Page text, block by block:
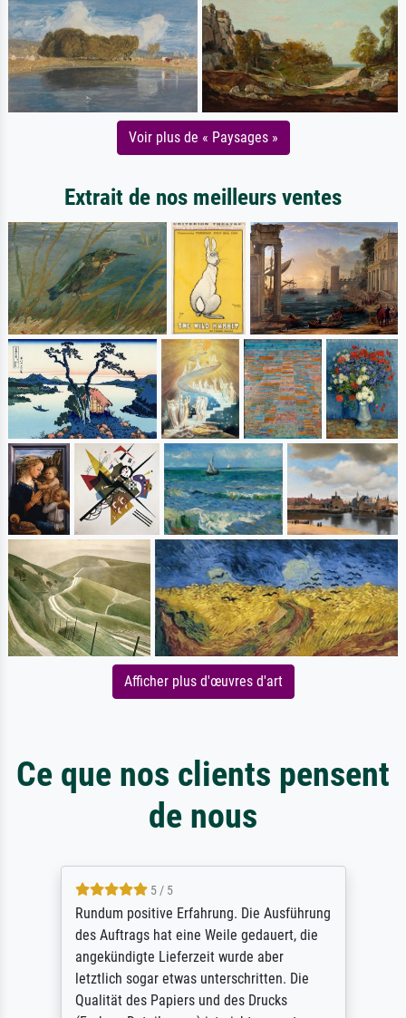
Voir plus de « Paysages »
Extrait de nos meilleurs ventes
Afficher plus d'œuvres d'art
Ce que nos clients pensent
de nous
5 / 5
Rundum positive Erfahrung. Die Ausführung
des Auftrags hat eine Weile gedauert, die
angekündigte Lieferzeit wurde aber
letztlich sogar etwas unterschritten. Die
Qualität des Papiers und des Drucks